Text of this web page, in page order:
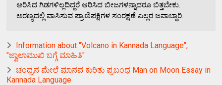
ಆರಿಸಿದ ಗಿಡಗಳಿಲ್ಲದಿದ್ದರೆ ಆರಿಸಿದ ಬೀಜಗಳನ್ನಾದರೂ ಬಿತ್ತಬೇಕು.
ಅರಣ್ಯದಲ್ಲಿ ವಾಸಿಸುವ ಪ್ರಾಣಿಪಕ್ಷಿಗಳ ಸಂರಕ್ಷಣೆ ಎಲ್ಲರ ಜವಾಬ್ದಾರಿ.
Information about "Volcano in Kannada Language",
"ಜ್ವಾಲಾಮುಖಿ ಬಗ್ಗೆ ಮಾಹಿತಿ"
ಚಂದ್ರನ ಮೇಲೆ ಮಾನವ ಕುರಿತು ಪ್ರಬಂಧ Man on Moon Essay in
Kannada Language